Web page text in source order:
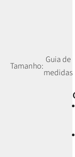
Tamanho:
Guia de
medidas